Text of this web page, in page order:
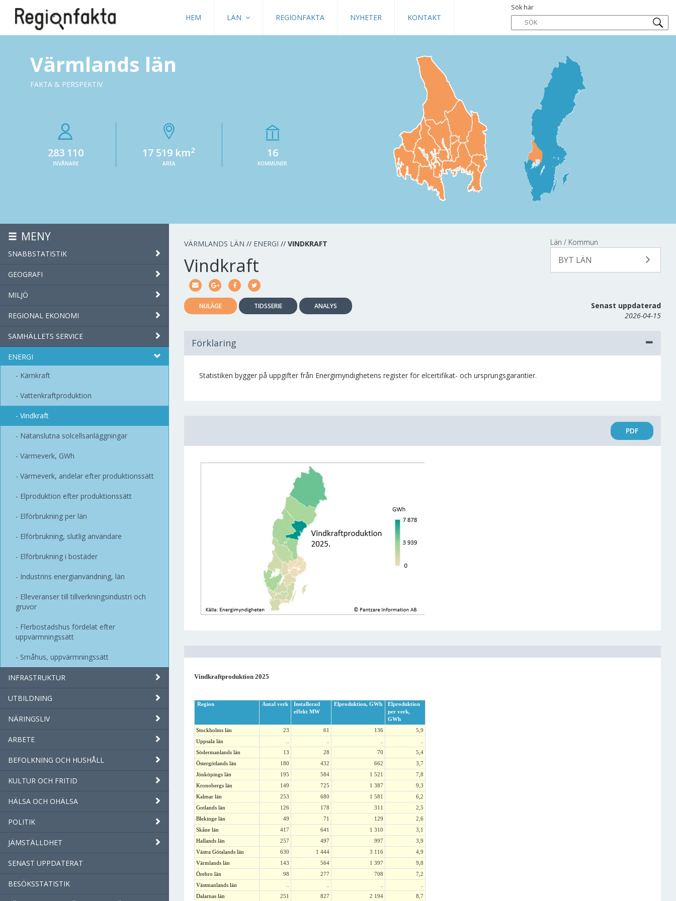
HEM LÄN REGIONFAKTA NYHETER KONTAKT
Sök här
Värmlands län
FAKTA & PERSPEKTIV
283 110
INVÅNARE
17 519 km2
AREA
16
KOMMUNER
MENY
SNABBSTATISTIK
GEOGRAFI
MILJÖ
REGIONAL EKONOMI
SAMHÄLLETS SERVICE
ENERGI
Kärnkraft
Vattenkraftproduktion
Vindkraft
Nätanslutna solcellsanläggningar
Värmeverk, GWh
Värmeverk, andelar efter produktionssätt
Elproduktion efter produktionssätt
Elförbrukning per län
Elförbrukning, slutlig användare
Elförbrukning i bostäder
Industrins energianvändning, län
Elleveranser till tillverkningsindustri och
gruvor
Flerbostadshus fördelat efter
uppvärmningssätt
Småhus, uppvärmningssätt
INFRASTRUKTUR
UTBILDNING
NÄRINGSLIV
ARBETE
BEFOLKNING OCH HUSHÅLL
KULTUR OCH FRITID
HÄLSA OCH OHÄLSA
POLITIK
JÄMSTÄLLDHET
SENAST UPPDATERAT
BESÖKSSTATISTIK
VÄRMLANDS LÄN // ENERGI // VINDKRAFT Län / Kommun
BYT LÄN
Vindkraft
NULÄGE TIDSSERIE ANALYS
Senast uppdaterad
2026-04-15
Förklaring
Statistiken bygger på uppgifter från Energimyndighetens register för elcertifikat- och ursprungsgarantier.
PDF
Vindkraftproduktion 2025
Region Antal verk
Installerad
effekt MW
Elproduktion, GWh
Elproduktion
per verk,
GWh
Stockholms län
23 61 136
5,9
Uppsala län
Södermanlands län
13 28 70
5,4
Östergötlands län
180 432 662
3,7
Jönköpings län
195 584 1 521
7,8
Kronobergs län
149 725 1 387
9,3
Kalmar län
253 680 1 581
6,2
Gotlands län
126 178 311
2,5
Blekinge län
49 71 129
2,6
Skåne län
417 641 1 310
3,1
Hallands län
257 497 997
3,9
Västra Götalands län
630 1 444 3 116
4,9
Värmlands län
143 564 1 397
9,8
Örebro län
98 277 708
7,2
Västmanlands län
Dalarnas län
251 827 2 194 8,7